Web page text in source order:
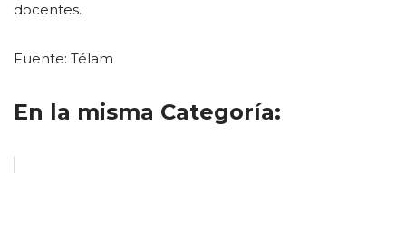
docentes.
Fuente: Télam
En la misma Categoría: